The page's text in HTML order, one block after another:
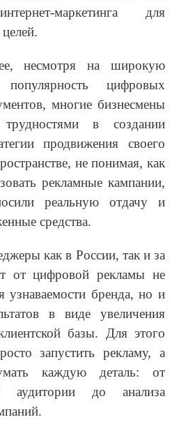
маркетинга для
несмотря на широкую
цифровых
многие бизнесмены
в создании
продвижения своего
не понимая, как
рекламные кампании,
реальную отдачу и
средства.
как в России, так и за
от цифровой рекламы не
узнаваемости бренда, но и
в виде увеличения
базы. Для этого
запустить рекламу, а
каждую деталь: от
аудитории до анализа